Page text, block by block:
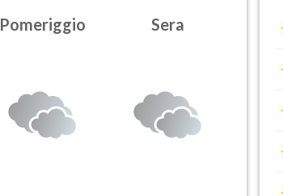
Pomeriggio Sera